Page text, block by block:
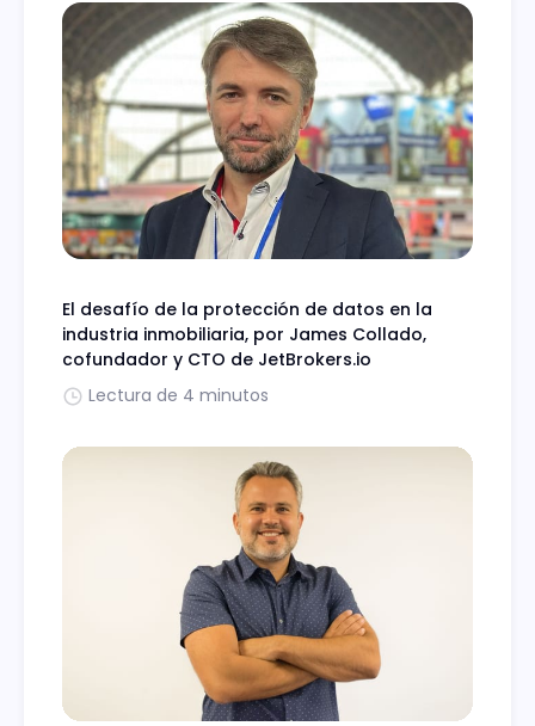
El desafío de la protección de datos en la
industria inmobiliaria, por James Collado,
cofundador y CTO de JetBrokers.io
Lectura de 4 minutos